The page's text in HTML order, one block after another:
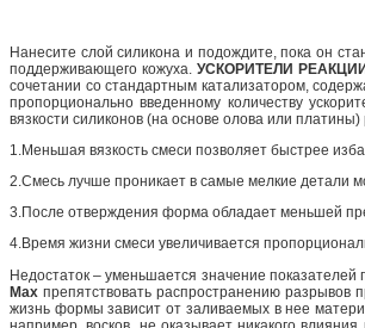
Нанесите слой силикона и подождите, пока он
поддерживающего кожуха. УСКОРИТЕЛИ
сочетании со стандартным катализатором,
пропорционально введенному количеству
вязкости силиконов (на основе олова или
1.Меньшая вязкость смеси позволяет быстрее
2.Смесь лучше проникает в самые мелкие детали
3.После отверждения форма обладает меньшей
4.Время жизни смеси увеличивается
Недостаток – уменьшается значение
Max препятствовать распространению
жизнь формы зависит от заливаемых в нее